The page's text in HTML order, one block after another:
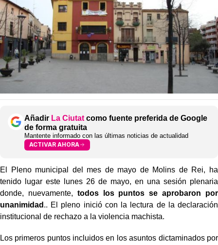
Añadir La Ciutat como fuente preferida de Google
de forma gratuita
Mantente informado con las últimas noticias de actualidad
ACTIVAR AHORA
El Pleno municipal del mes de mayo de Molins de Rei, ha
tenido lugar este lunes 26 de mayo, en una sesión plenaria
donde, nuevamente, todos los puntos se aprobaron por
unanimidad .. El pleno inició con la lectura de la declaración
institucional de rechazo a la violencia machista.
Los primeros puntos incluidos en los asuntos dictaminados por